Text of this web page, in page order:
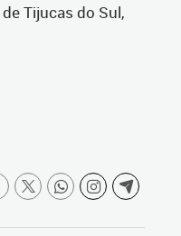
Tijucas do Sul,